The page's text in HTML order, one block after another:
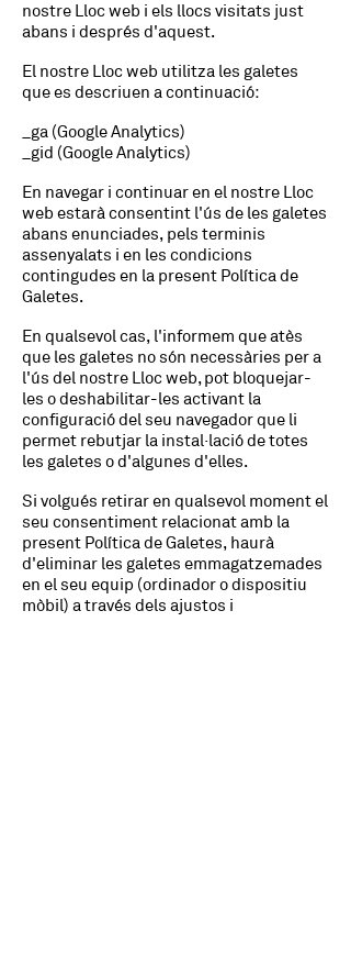
nostre Lloc web i els llocs visitats just
abans i després d'aquest.
El nostre Lloc web utilitza les galetes
que es descriuen a continuació:
_ga (Google Analytics)
_gid (Google Analytics)
En navegar i continuar en el nostre Lloc
web estarà consentint l'ús de les galetes
abans enunciades, pels terminis
assenyalats i en les condicions
contingudes en la present Política de
Galetes.
En qualsevol cas, l'informem que atès
que les galetes no són necessàries per a
l'ús del nostre Lloc web, pot bloquejar-
les o deshabilitar-les activant la
configuració del seu navegador que li
permet rebutjar la instal·lació de totes
les galetes o d'algunes d'elles.
Si volgués retirar en qualsevol moment el
seu consentiment relacionat amb la
present Política de Galetes, haurà
d'eliminar les galetes emmagatzemades
en el seu equip (ordinador o dispositiu
mòbil) a través dels ajustos i